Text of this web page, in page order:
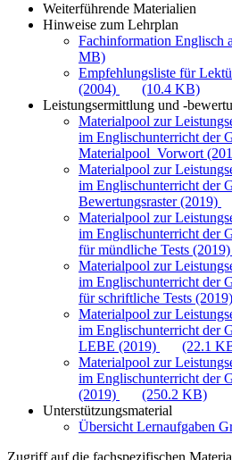
Weiterführende Materialien
Hinweise zum Lehrplan
Fachinformation Englisch
MB)
Empfehlungsliste für
(2004)
(10.4 KB)
Leistungsermittlung und -
Materialpool zur
im Englischunterricht der
Materialpool_Vorwort
Materialpool zur
im Englischunterricht der
Bewertungsraster (2019)
Materialpool zur
im Englischunterricht der
für mündliche Tests (2019)
Materialpool zur
im Englischunterricht der
für schriftliche Tests (2019)
Materialpool zur
im Englischunterricht der
LEBE (2019)
(22.1
Materialpool zur
im Englischunterricht der
(2019)
(250.2 KB)
Unterstützungsmaterial
Übersicht Lernaufgaben
Zugriff auf die fachspezifischen